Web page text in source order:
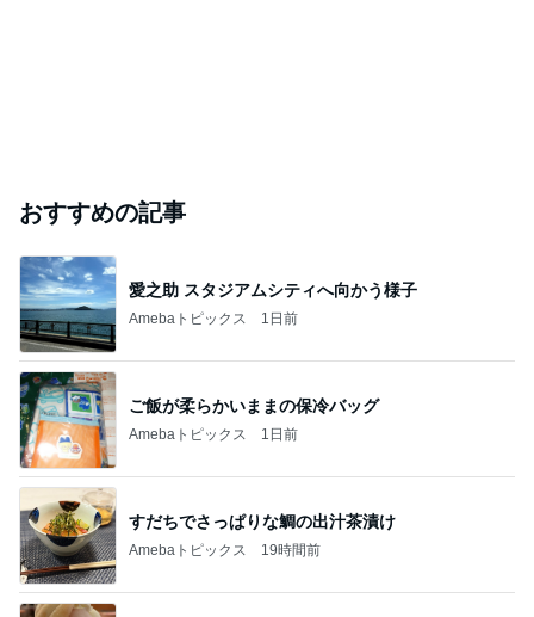
おすすめの記事
愛之助 スタジアムシティへ向かう様子
Amebaトピックス 1日前
ご飯が柔らかいままの保冷バッグ
Amebaトピックス 1日前
すだちでさっぱりな鯛の出汁茶漬け
Amebaトピックス 19時間前